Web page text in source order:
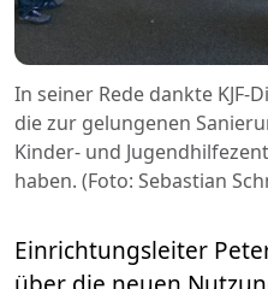
In seiner Rede dankte KJF-
die zur gelungenen
Kinder- und
haben. (Foto: Sebastian
Einrichtungsleiter